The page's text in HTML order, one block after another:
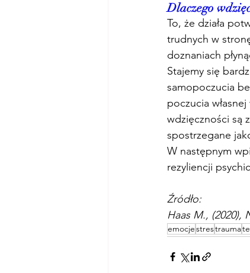
Dlaczego
To, że działa
trudnych w
doznaniach
Stajemy się
samopoczucia
poczucia
wdzięczności są
spostrzegane
W następnym
rezyliencji
Źródło:
Haas M., (2020),
emocjestrestrauma